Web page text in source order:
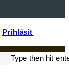
Prihlásiť
Type then hit